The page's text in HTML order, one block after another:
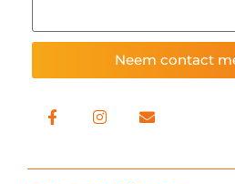
Neem contact